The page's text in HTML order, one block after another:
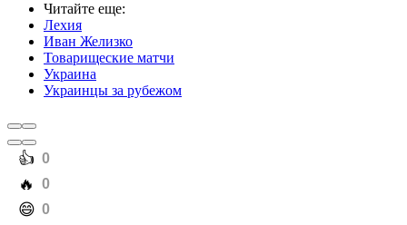
Читайте еще:
Лехия
Иван Желизко
Товарищеские матчи
Украина
Украинцы за рубежом
️👍 0
️🔥 0
️😄 0